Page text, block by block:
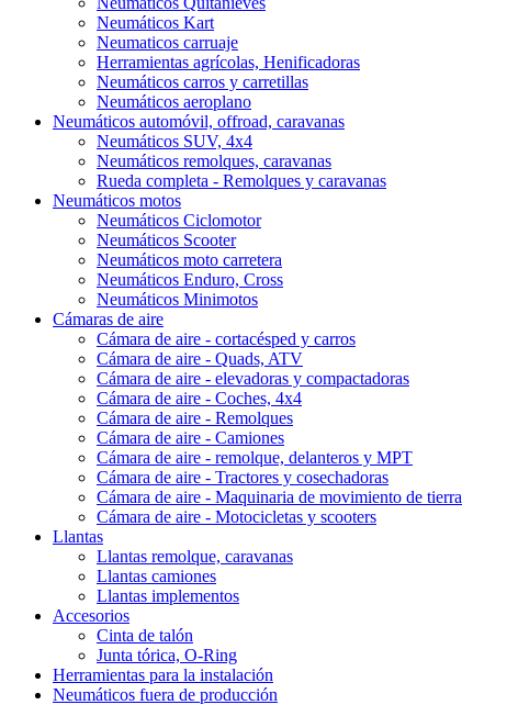
Neumáticos Kart
Neumaticos carruaje
Herramientas agrícolas, Henificadoras
Neumáticos carros y carretillas
Neumáticos aeroplano
Neumáticos automóvil, offroad, caravanas
Neumáticos SUV, 4x4
Neumáticos remolques, caravanas
Rueda completa - Remolques y caravanas
Neumáticos motos
Neumáticos Ciclomotor
Neumáticos Scooter
Neumáticos moto carretera
Neumáticos Enduro, Cross
Neumáticos Minimotos
Cámaras de aire
Cámara de aire - cortacésped y carros
Cámara de aire - Quads, ATV
Cámara de aire - elevadoras y compactadoras
Cámara de aire - Coches, 4x4
Cámara de aire - Remolques
Cámara de aire - Camiones
Cámara de aire - remolque, delanteros y MPT
Cámara de aire - Tractores y cosechadoras
Cámara de aire - Maquinaria de movimiento de tierra
Cámara de aire - Motocicletas y scooters
Llantas
Llantas remolque, caravanas
Llantas camiones
Llantas implementos
Accesorios
Cinta de talón
Junta tórica, O-Ring
Herramientas para la instalación
Neumáticos fuera de producción